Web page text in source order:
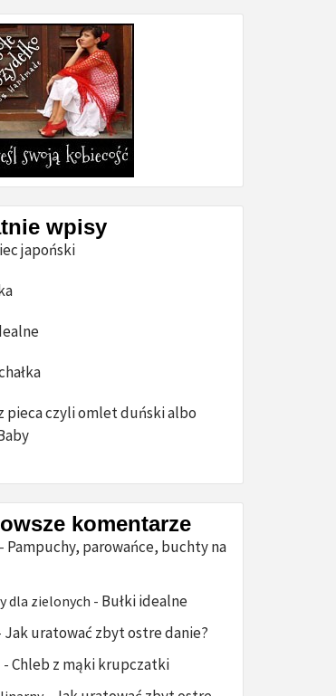
wpisy
japoński
pieca czyli omlet duński albo
komentarze
- Pampuchy, parowańce, buchty na
dla zielonych - Bułki idealne
Jak uratować zbyt ostre danie?
- Chleb z mąki krupczatki